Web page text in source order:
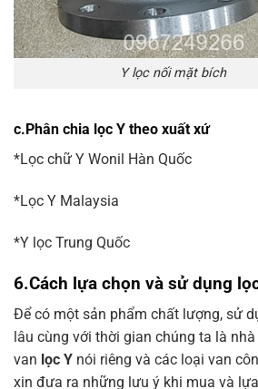
Y lọc nối mặt bích
c.Phân chia lọc Y theo xuất xứ
*Lọc chữ Y Wonil Hàn Quốc
*Lọc Y Malaysia
*Y lọc Trung Quốc
6.Cách lựa chọn và sử dụng
Để có một sản phẩm chất lượng, sử
lâu cùng với thời gian chúng ta là
van lọc Y nói riêng và các loại van
xin đưa ra những lưu ý khi mua và